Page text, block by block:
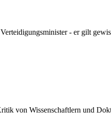
- er gilt
von Wissenschaftlern und